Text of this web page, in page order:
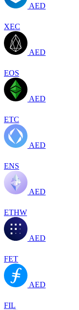
AED
XEC
AED
EOS
AED
ETC
AED
ENS
AED
ETHW
AED
FET
AED
FIL